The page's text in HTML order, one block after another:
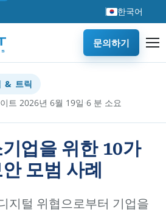
한국어
문의하기
& 트릭
트 2026년 6월 19일·6 분 소요
업을 위한 10가
모범 사례
지털 위협으로부터 기업을